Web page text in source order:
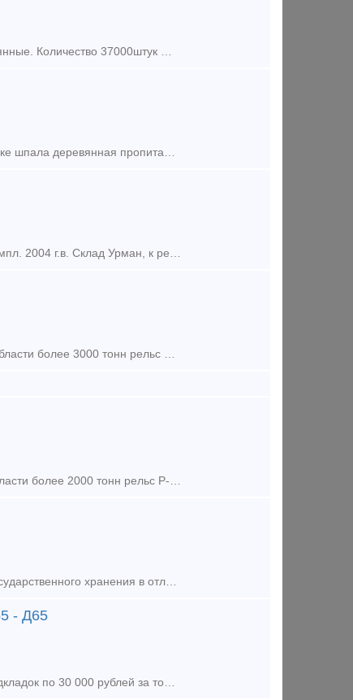
Предложение (продажа) Продаем с госрезерва шпалы пропитанные, деревянные. Количество 37000штук Места отгрузок Астраханская обл, Нижний Новгород.
Предложение (продажа) В наличии на складе хранения в Верхнем Баскунчаке шпала деревянная пропитанная 1 и 2 типа (попадаются и с трещинами) 2008 г. Всего 35 000 штук. Гот
Предложение (продажа) Продаю стрелочные переводы к рельсам Р-65 9 компл. 2004 г.в. Склад Урман, к рельсам Р-65 марка 1/11 , проект ПТКВ ЦП2764.01.000., партия №531,
Предложение (продажа) В наличии на складах хранения в Нижегородской области более 3000 тонн рельс Р-65 по 30000-39000 рублей за тонну. Торг уместен. Email:
Предложение (продажа) В наличии на складе хранения в Нижегородской области более 2000 тонн рельс Р-65 ДТ350. Цена за тонну рельс - 39 000 рублей с НДС. Рельсы в отличном
Предложение (продажа) Реализуем материалы верхнего строения пути с государственного хранения в отличном состоянии, по приемлемым ценам! Рельсы железнодоро
- Д65
Предложение (продажа) В наличии на складах хранения более 400 тонн подкладок по 30 000 рублей за тонну. Торг уместен. Фото и место хранения по запросу. Email: